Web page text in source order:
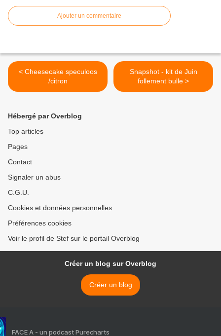
Ajouter un commentaire
< Cheesecake speculoos
/citron
Snapshot - kit de Juin
follement bulle >
Hébergé par Overblog
Top articles
Pages
Contact
Signaler un abus
C.G.U.
Cookies et données personnelles
Préférences cookies
Voir le profil de Stef sur le portail Overblog
Créer un blog sur Overblog
Créer un blog
FACE A - un podcast Purecharts